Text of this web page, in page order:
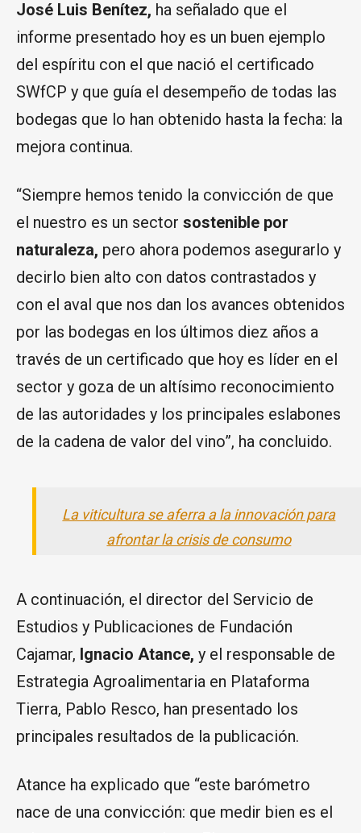
José Luis Benítez, ha señalado que el
informe presentado hoy es un buen ejemplo
del espíritu con el que nació el certificado
SWfCP y que guía el desempeño de todas las
bodegas que lo han obtenido hasta la fecha: la
mejora continua.
“Siempre hemos tenido la convicción de que
el nuestro es un sector sostenible por
naturaleza, pero ahora podemos asegurarlo y
decirlo bien alto con datos contrastados y
con el aval que nos dan los avances obtenidos
por las bodegas en los últimos diez años a
través de un certificado que hoy es líder en el
sector y goza de un altísimo reconocimiento
de las autoridades y los principales eslabones
de la cadena de valor del vino”, ha concluido.
La viticultura se aferra a la innovación para
afrontar la crisis de consumo
A continuación, el director del Servicio de
Estudios y Publicaciones de Fundación
Cajamar, Ignacio Atance, y el responsable de
Estrategia Agroalimentaria en Plataforma
Tierra, Pablo Resco, han presentado los
principales resultados de la publicación.
Atance ha explicado que “este barómetro
nace de una convicción: que medir bien es el